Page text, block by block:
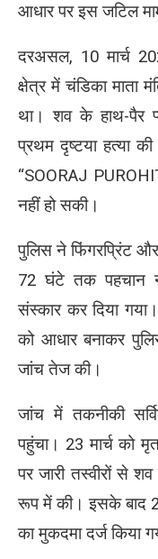
आधार पर इस जटिल
दरअसल, 10 मार्च
क्षेत्र में चंडिका माता
था। शव के हाथ-पैर
प्रथम दृष्टया हत्या
“SOORAJ
नहीं हो सकी।
पुलिस ने फिंगरप्रिंट
72 घंटे तक पहचान न
संस्कार कर दिया
को आधार बनाकर
जांच तेज की।
जांच में तकनीकी
पहुंचा। 23 मार्च को
पर जारी तस्वीरों से
रूप में की। इसके बाद 24
का मुकदमा दर्ज किया